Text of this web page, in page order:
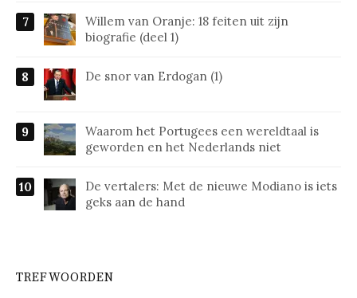
Willem van Oranje: 18 feiten uit zijn
biografie (deel 1)
De snor van Erdogan (1)
Waarom het Portugees een wereldtaal is
geworden en het Nederlands niet
De vertalers: Met de nieuwe Modiano is iets
geks aan de hand
TREFWOORDEN